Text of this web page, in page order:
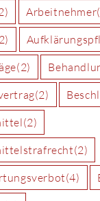
Arbeitnehmer
(2)
(2)
(2)
(2)
(4)